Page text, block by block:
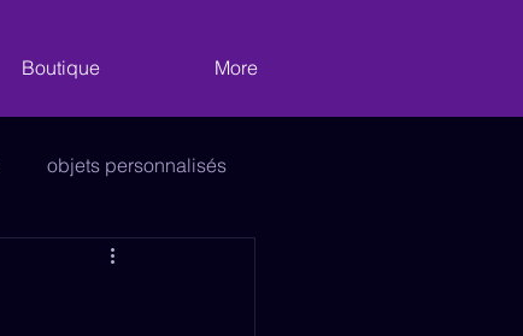
Boutique More
objets personnalisés
Décoration